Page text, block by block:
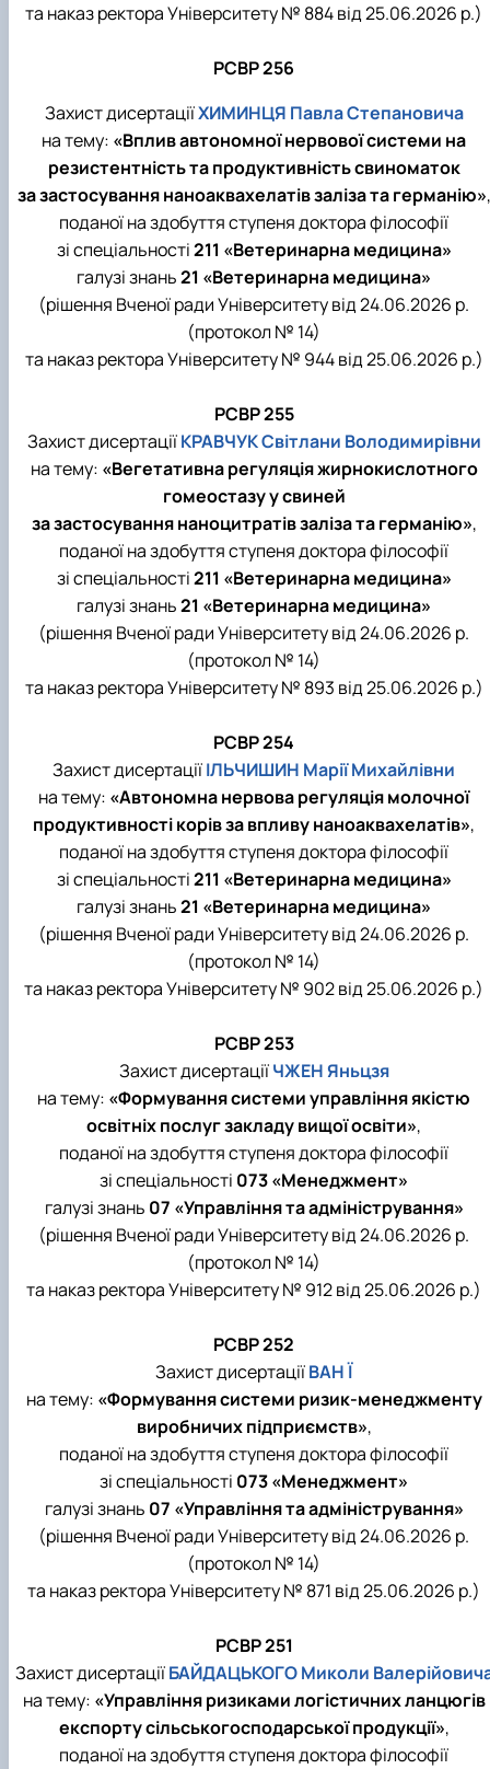
та наказ ректора Університету № 884 від 25.06.2026 р.)
РСВР 256
Захист дисертаціїХИМИНЦЯ Павла Степановича
на тему: «Вплив автономної нервової системи на
резистентність та продуктивність свиноматок
за застосування наноаквахелатів заліза та германію»,
поданої на здобуття ступеня доктора філософії
зі спеціальності211 «Ветеринарна медицина»
галузі знань21 «Ветеринарна медицина»
(рішення Вченої ради Університету від 24.06.2026 р.
(протокол № 14)
та наказ ректора Університету № 944 від 25.06.2026 р.)
РСВР 255
Захист дисертаціїКРАВЧУК Світлани Володимирівни
на тему: «Вегетативна регуляція жирнокислотного
гомеостазу у свиней
за застосування наноцитратів заліза та германію»,
поданої на здобуття ступеня доктора філософії
зі спеціальності211 «Ветеринарна медицина»
галузі знань21 «Ветеринарна медицина»
(рішення Вченої ради Університету від 24.06.2026 р.
(протокол № 14)
та наказ ректора Університету № 893 від 25.06.2026 р.)
РСВР 254
Захист дисертаціїІЛЬЧИШИН Марії Михайлівни
на тему: «Автономна нервова регуляція молочної
продуктивності корів за впливу наноаквахелатів»,
поданої на здобуття ступеня доктора філософії
зі спеціальності211 «Ветеринарна медицина»
галузі знань21 «Ветеринарна медицина»
(рішення Вченої ради Університету від 24.06.2026 р.
(протокол № 14)
та наказ ректора Університету № 902 від 25.06.2026 р.)
РСВР 253
Захист дисертаціїЧЖЕН Яньцзя
на тему: «Формування системи управління якістю
освітніх послуг закладу вищої освіти»,
поданої на здобуття ступеня доктора філософії
зі спеціальності 073 «Менеджмент»
галузі знань 07 «Управління та адміністрування»
(рішення Вченої ради Університету від 24.06.2026 р.
(протокол № 14)
та наказ ректора Університету № 912 від 25.06.2026 р.)
РСВР 252
Захист дисертаціїВАН Ї
на тему: «Формування системи ризик-менеджменту
виробничих підприємств»,
поданої на здобуття ступеня доктора філософії
зі спеціальності 073 «Менеджмент»
галузі знань 07 «Управління та адміністрування»
(рішення Вченої ради Університету від 24.06.2026 р.
(протокол № 14)
та наказ ректора Університету № 871 від 25.06.2026 р.)
РСВР 251
Захист дисертаціїБАЙДАЦЬКОГО Миколи
на тему: «Управління ризиками логістичних ланцюгів
експорту сільськогосподарської продукції»,
поданої на здобуття ступеня доктора філософії